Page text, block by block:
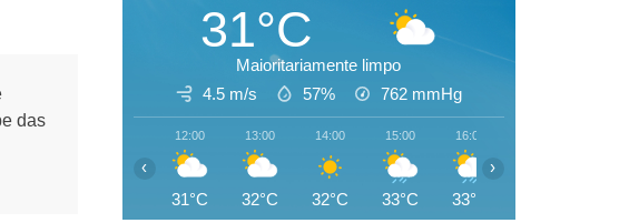
das
31°C
Maioritariamente limpo
4.5 m/s
57% 762 mmHg
12:00
31°C
13:00
32°C
14:00
32°C
15:00
33°C
16:00
33°C
‹ ›